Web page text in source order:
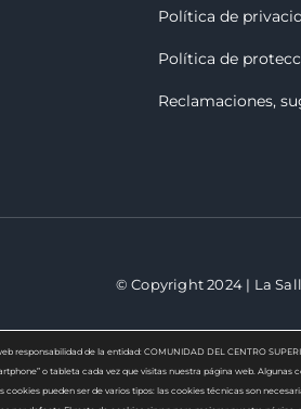
Política de
Política de
Reclamaciones,
© Copyright 2024 | La
responsabilidad de la entidad: COMUNIDAD DEL CENTRO
o tableta cada vez que visitas nuestra página web. Algunas
pueden ser de varios tipos: las cookies técnicas son